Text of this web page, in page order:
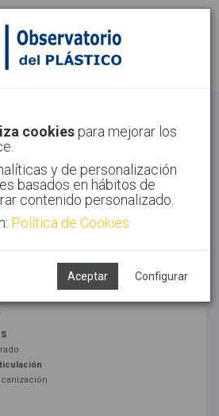
Identifícate Regístrate
cookies para mejorar los
y de personalización
basados en hábitos de
contenido personalizado.
Política de Cookies
Aceptar Configurar